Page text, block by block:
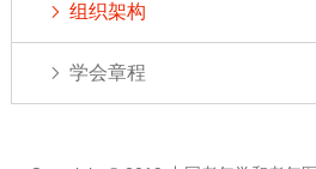
组织架构
学会章程